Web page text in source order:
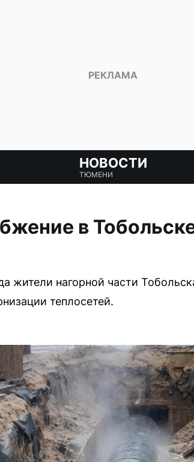
НОВОСТИ
ТЮМЕНИ
в
жители нагорной части
теплосетей.